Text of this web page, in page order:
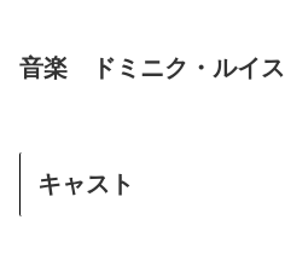
音楽 ドミニク・ルイス
キャスト